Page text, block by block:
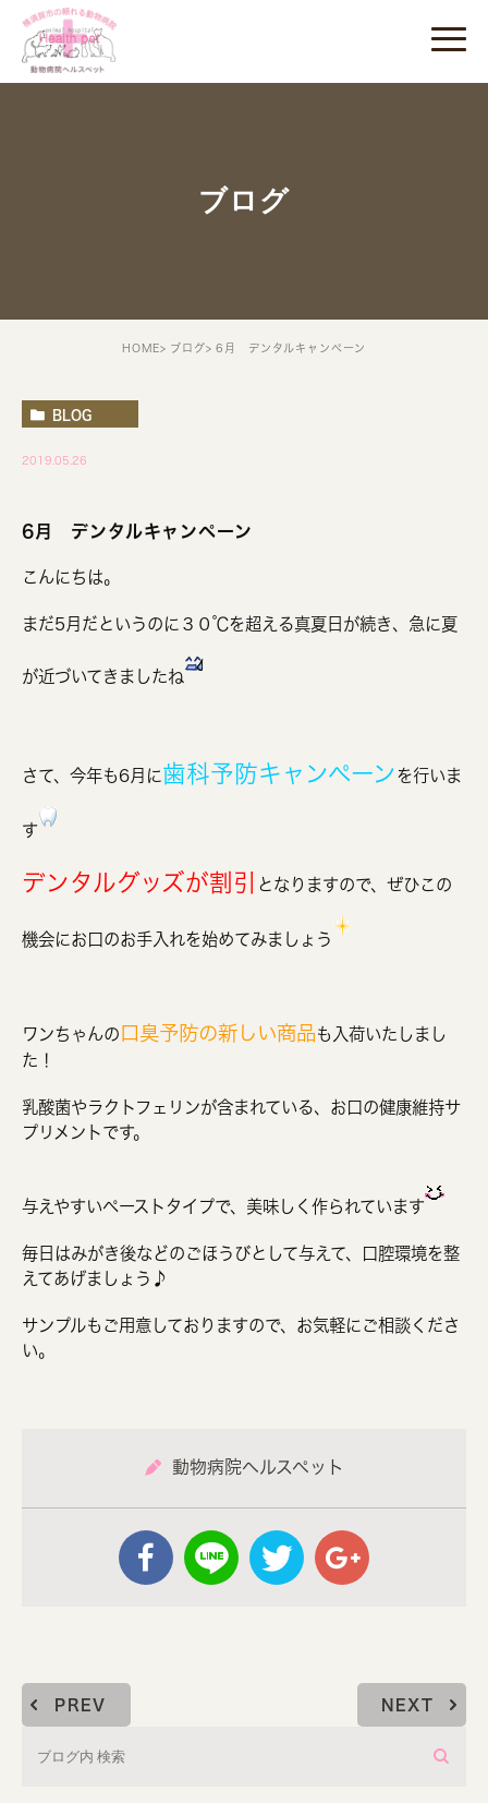
ブログ
HOME ブログ 6月 デンタルキャンペーン
BLOG
2019.05.26
6月 デンタルキャンペーン
こんにちは。
まだ5月だというのに３０℃を超える真夏日が続き、急に夏
が近づいてきましたね
さて、今年も6月に歯科予防キャンペーンを行いま
す
デンタルグッズが割引 となりますので、ぜひこの
機会にお口のお手入れを始めてみましょう
ワンちゃんの 口臭予防の新しい商品も入荷いたしまし
た！
乳酸菌やラクトフェリンが含まれている、お口の健康維持サ
プリメントです。
与えやすいペーストタイプで、美味しく作られています
毎日はみがき後などのごほうびとして与えて、口腔環境を整
えてあげましょう♪
サンプルもご用意しておりますので、お気軽にご相談くださ
い。
動物病院ヘルスペット
PREV NEXT